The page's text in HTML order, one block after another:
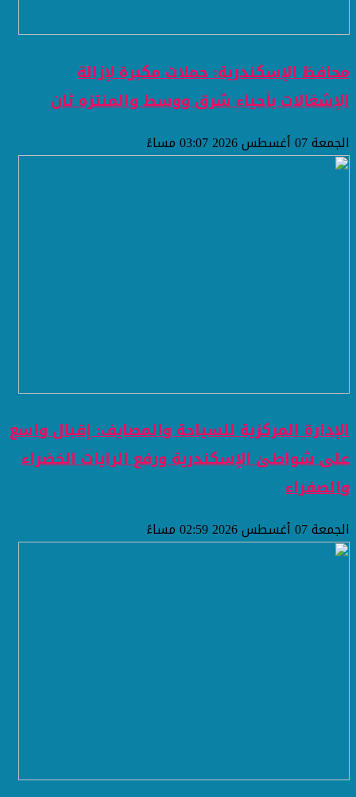
محافظ الإسكندرية: حملات مكبرة لإزالة
الإشغالات بأحياء شرق ووسط والمنتزه ثان
الجمعة 07 أغسطس 2026 03:07 مساءً
الإدارة المركزية للسياحة والمصايف: إقبال واسع
على شواطئ الإسكندرية ورفع الرايات الخضراء
والصفراء
الجمعة 07 أغسطس 2026 02:59 مساءً